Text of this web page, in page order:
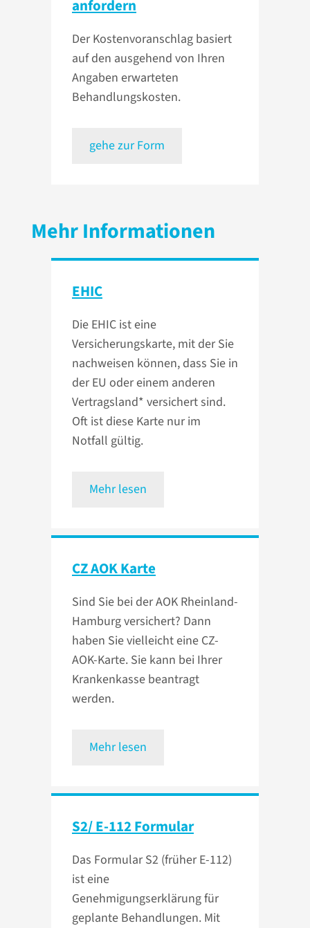
anfordern
Der Kostenvoranschlag basiert
auf den ausgehend von Ihren
Angaben erwarteten
Behandlungskosten.
gehe zur Form
Mehr Informationen
EHIC
Die EHIC ist eine
Versicherungskarte, mit der Sie
nachweisen können, dass Sie in
der EU oder einem anderen
Vertragsland* versichert sind.
Oft ist diese Karte nur im
Notfall gültig.
Mehr lesen
CZ AOK Karte
Sind Sie bei der AOK Rheinland-
Hamburg versichert? Dann
haben Sie vielleicht eine CZ-
AOK-Karte. Sie kann bei Ihrer
Krankenkasse beantragt
werden.
Mehr lesen
S2/ E-112 Formular
Das Formular S2 (früher E-112)
ist eine
Genehmigungserklärung für
geplante Behandlungen. Mit